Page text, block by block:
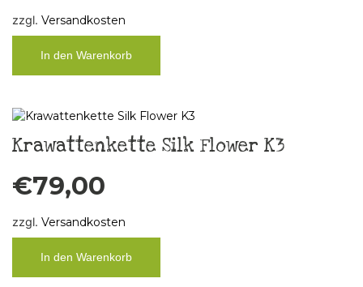
zzgl. Versandkosten
In den Warenkorb
Krawattenkette Silk Flower K3
€79,00
zzgl. Versandkosten
In den Warenkorb